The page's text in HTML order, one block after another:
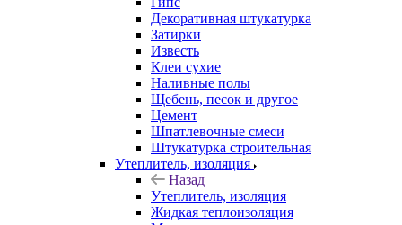
Декоративная штукатурка
Затирки
Известь
Клеи сухие
Наливные полы
Щебень, песок и другое
Цемент
Шпатлевочные смеси
Штукатурка строительная
Утеплитель, изоляция
Назад
Утеплитель, изоляция
Жидкая теплоизоляция